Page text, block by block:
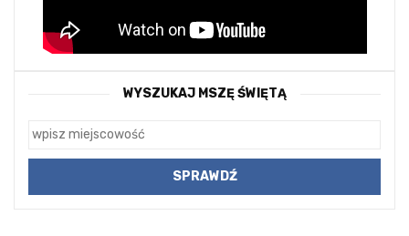
WYSZUKAJ MSZĘ ŚWIĘTĄ